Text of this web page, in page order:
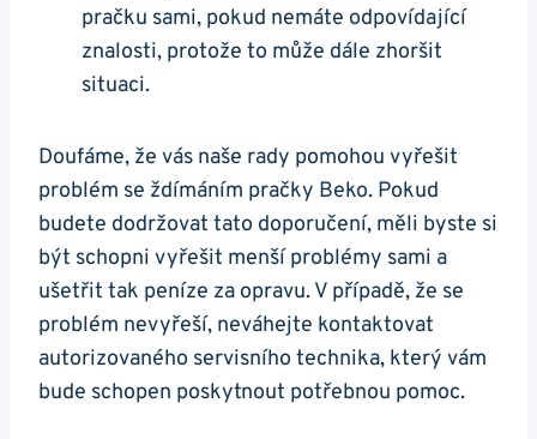
pračku⁢ sami, pokud nemáte‌ odpovídající​
znalosti, protože to‍ může dále zhoršit
situaci.
Doufáme, že vás naše rady pomohou vyřešit
problém se ždímáním pračky Beko.⁢ Pokud
budete dodržovat tato doporučení, měli⁣ byste si
být schopni vyřešit⁤ menší ‍problémy sami a
ušetřit⁤ tak peníze za opravu. V případě, že se
problém⁣ nevyřeší,⁤ neváhejte kontaktovat
autorizovaného⁣ servisního ⁣technika,‍ který vám
bude schopen poskytnout potřebnou pomoc.